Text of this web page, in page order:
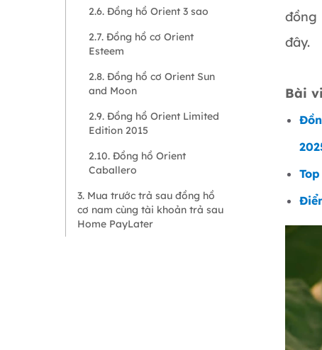
2.6. Đồng hồ Orient 3 sao
2.7. Đồng hồ cơ Orient
Esteem
2.8. Đồng hồ cơ Orient Sun
and Moon
2.9. Đồng hồ Orient Limited
Edition 2015
2.10. Đồng hồ Orient
Caballero
3. Mua trước trả sau đồng hồ
cơ nam cùng tài khoản trả sau
Home PayLater
đồng
đây.
Bài